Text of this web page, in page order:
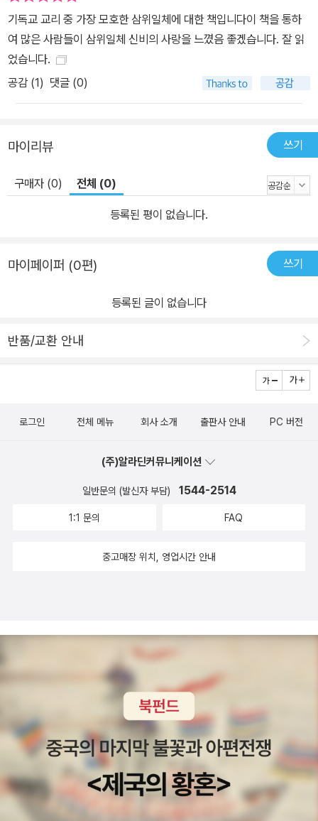
기독교 교리 중 가장 모호한 삼위일체에 대한 책입니다이 책을 통하
여 많은 사람들이 삼위일체 신비의 사랑을 느꼈음 좋겠습니다. 잘 읽
었습니다.
공감 (1) 댓글 (0)
마이리뷰 쓰기
구매자 (0) 전체 (0)
등록된 평이 없습니다.
마이페이퍼 (0편) 쓰기
등록된 글이 없습니다
반품/교환 안내
로그인 전체 메뉴 회사 소개 출판사 안내 PC 버전
(주)알라딘커뮤니케이션
일반문의 (발신자 부담) 1544-2514
1:1 문의 FAQ
중고매장 위치, 영업시간 안내